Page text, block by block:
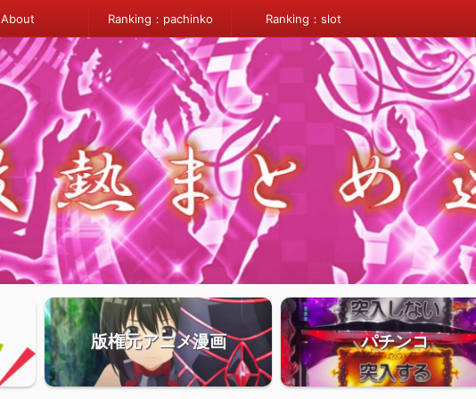
About Ranking：pachinko Ranking：slot
版権元アニメ漫画 パチンコ